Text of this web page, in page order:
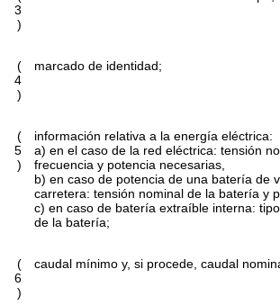
3
)
(
4
)
marcado de identidad;
(
5
)
información relativa a la energía eléctrica:
a) en el caso de la red eléctrica: tensión
frecuencia y potencia necesarias,
b) en caso de potencia de una batería de
carretera: tensión nominal de la batería y
c) en caso de batería extraíble interna:
de la batería;
(
6
)
caudal mínimo y, si procede, caudal